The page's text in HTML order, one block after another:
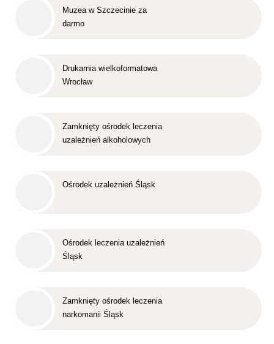
Muzea w Szczecinie za
darmo
Drukarnia wielkoformatowa
Wrocław
Zamknięty ośrodek leczenia
uzależnień alkoholowych
Ośrodek uzależnień Śląsk
Ośrodek leczenia uzależnień
Śląsk
Zamknięty ośrodek leczenia
narkomanii Śląsk